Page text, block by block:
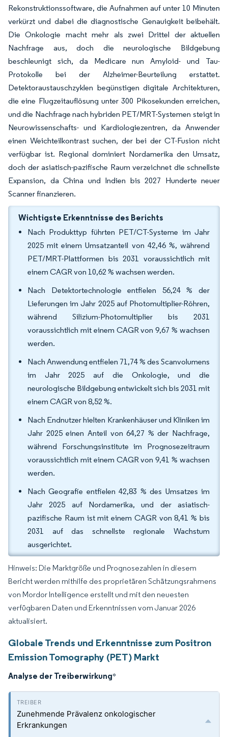
Rekonstruktionssoftware, die Aufnahmen auf unter 10 Minuten
verkürzt und dabei die diagnostische Genauigkeit beibehält.
Die Onkologie macht mehr als zwei Drittel der aktuellen
Nachfrage aus, doch die neurologische Bildgebung
beschleunigt sich, da Medicare nun Amyloid- und Tau-
Protokolle bei der Alzheimer-Beurteilung erstattet.
Detektoraustauschzyklen begünstigen digitale Architekturen,
die eine Flugzeitauflösung unter 300 Pikosekunden erreichen,
und die Nachfrage nach hybriden PET/MRT-Systemen steigt in
Neurowissenschafts- und Kardiologiezentren, da Anwender
einen Weichteilkontrast suchen, der bei der CT-Fusion nicht
verfügbar ist. Regional dominiert Nordamerika den Umsatz,
doch der asiatisch-pazifische Raum verzeichnet die schnellste
Expansion, da China und Indien bis 2027 Hunderte neuer
Scanner finanzieren.
Wichtigste Erkenntnisse des Berichts
Nach Produkttyp führten PET/CT-Systeme im Jahr
2025 mit einem Umsatzanteil von 42,46 %, während
PET/MRT-Plattformen bis 2031 voraussichtlich mit
einem CAGR von 10,62 % wachsen werden.
Nach Detektortechnologie entfielen 56,24 % der
Lieferungen im Jahr 2025 auf Photomultiplier-Röhren,
während Silizium-Photomultiplier bis 2031
voraussichtlich mit einem CAGR von 9,67 % wachsen
werden.
Nach Anwendung entfielen 71,74 % des Scanvolumens
im Jahr 2025 auf die Onkologie, und die
neurologische Bildgebung entwickelt sich bis 2031 mit
einem CAGR von 8,52 %.
Nach Endnutzer hielten Krankenhäuser und Kliniken im
Jahr 2025 einen Anteil von 64,27 % der Nachfrage,
während Forschungsinstitute im Prognosezeitraum
voraussichtlich mit einem CAGR von 9,41 % wachsen
werden.
Nach Geografie entfielen 42,83 % des Umsatzes im
Jahr 2025 auf Nordamerika, und der asiatisch-
pazifische Raum ist mit einem CAGR von 8,41 % bis
2031 auf das schnellste regionale Wachstum
ausgerichtet.
Hinweis: Die Marktgröße und Prognosezahlen in diesem
Bericht werden mithilfe des proprietären Schätzungsrahmens
von Mordor Intelligence erstellt und mit den neuesten
verfügbaren Daten und Erkenntnissen vom Januar 2026
aktualisiert.
Globale Trends und Erkenntnisse zum Positron
Emission Tomography (PET) Markt
Analyse der Treiberwirkung*
Zunehmende Prävalenz onkologischer
Erkrankungen